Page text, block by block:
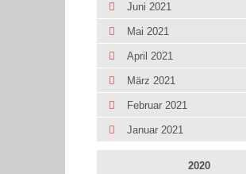
Juni 2021
Mai 2021
April 2021
März 2021
Februar 2021
Januar 2021
2020